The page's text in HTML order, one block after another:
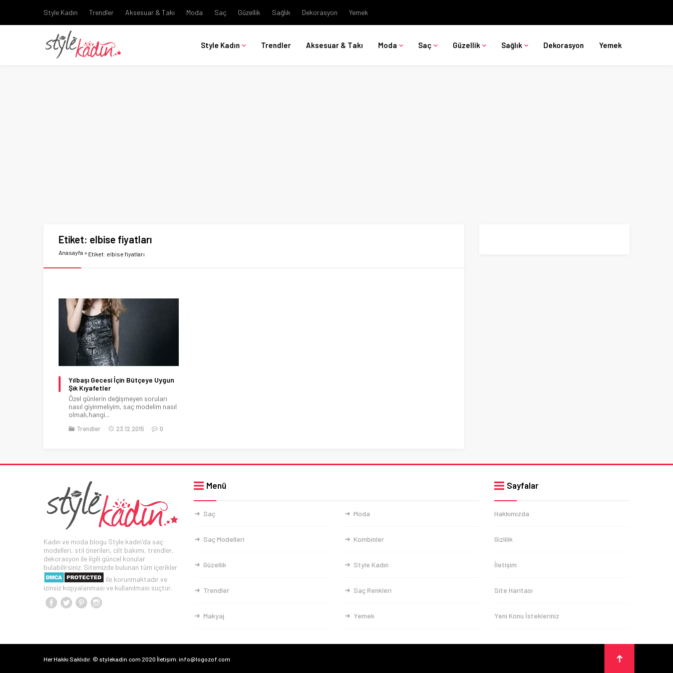
Style Kadın Trendler Aksesuar & Takı Moda Saç Güzellik Sağlık Dekorasyon Yemek
Style Kadın Trendler Aksesuar & Takı Moda Saç Güzellik Sağlık Dekorasyon Yemek
Etiket: elbise fiyatları
Anasayfa » Etiket: elbise fiyatları
Yılbaşı Gecesi İçin Bütçeye Uygun
Şık Kıyafetler
Özel günlerin değişmeyen soruları
nasıl giyinmeliyim, saç modelim nasıl
olmalı,hangi...
Trendler 23.12.2015 0
Kadın ve moda blogu Style kadın'da saç
modelleri, stil önerileri, cilt bakımı, trendler,
dekorasyon ile ilgili güncel konular
bulabilirsiniz. Sitemizde bulunan tüm içerikler
ile korunmaktadır ve
izinsiz kopyalanması ve kullanılması suçtur.
Menü
Saç Moda
Saç Modelleri Kombinler
Güzellik Style Kadın
Trendler Saç Renkleri
Makyaj Yemek
Sayfalar
Hakkımızda
Gizlilik
İletişim
Site Haritası
Yeni Konu İstekleriniz
Her Hakkı Saklıdır. © stylekadin.com 2020 İletişim: info@logozof.com